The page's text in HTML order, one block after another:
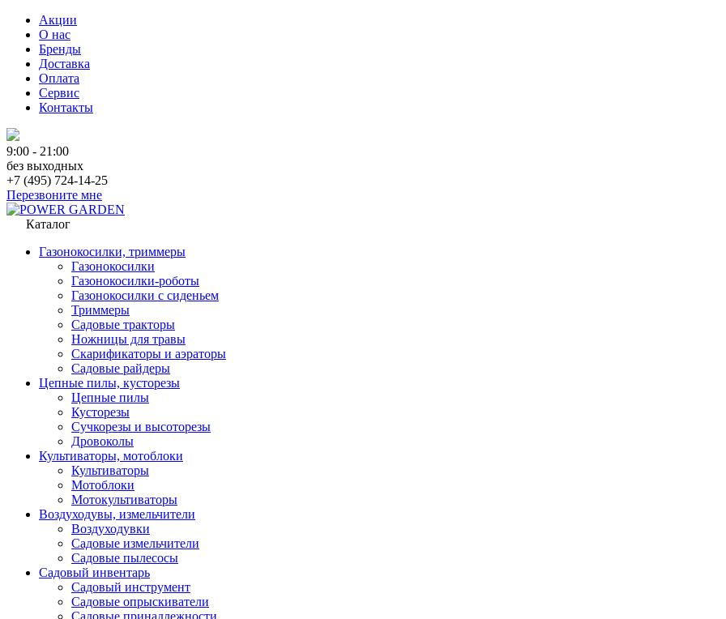
Акции
О нас
Бренды
Доставка
Оплата
Сервис
Контакты
9:00 - 21:00
без выходных
+7 (495) 724-14-25
Перезвоните мне
Каталог
Газонокосилки, триммеры
Газонокосилки
Газонокосилки-роботы
Газонокосилки с сиденьем
Триммеры
Садовые тракторы
Ножницы для травы
Скарификаторы и аэраторы
Садовые райдеры
Цепные пилы, кусторезы
Цепные пилы
Кусторезы
Сучкорезы и высоторезы
Дровоколы
Культиваторы, мотоблоки
Культиваторы
Мотоблоки
Мотокультиваторы
Воздуходувы, измельчители
Воздуходувки
Садовые измельчители
Садовые пылесосы
Садовый инвентарь
Садовый инструмент
Садовые опрыскиватели
Садовые принадлежности